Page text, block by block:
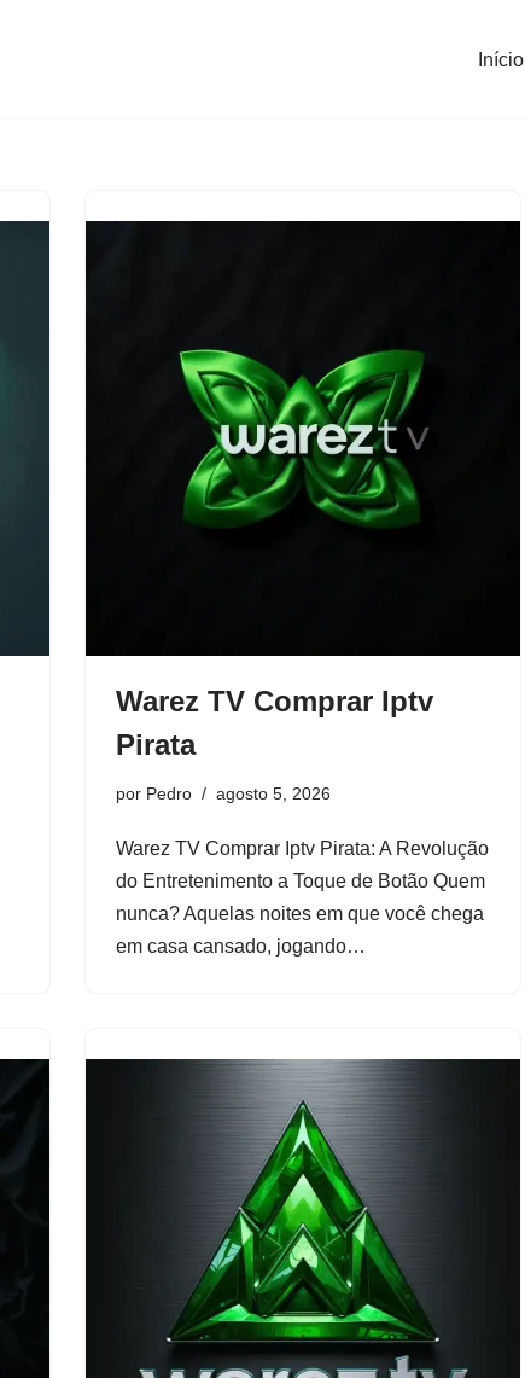
Início
Warez TV Comprar Iptv
Pirata
por Pedro agosto 5, 2026
Warez TV Comprar Iptv Pirata: A Revolução
do Entretenimento a Toque de Botão Quem
nunca? Aquelas noites em que você chega
em casa cansado, jogando…